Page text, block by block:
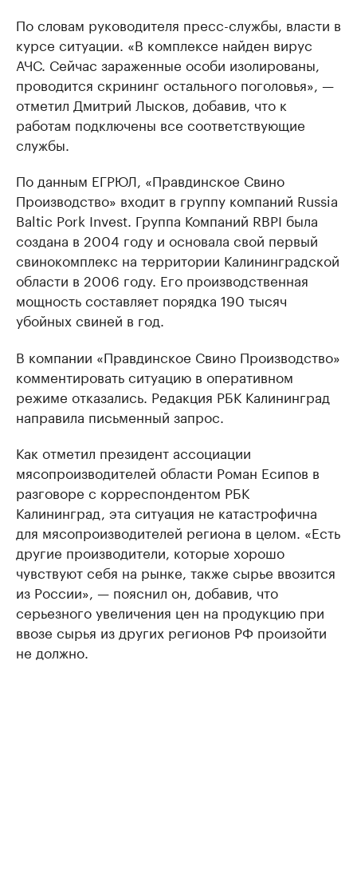
По словам руководителя пресс-службы, власти в
курсе ситуации. «В комплексе найден вирус
АЧС. Сейчас зараженные особи изолированы,
проводится скрининг остального поголовья», —
отметил Дмитрий Лысков, добавив, что к
работам подключены все соответствующие
службы.
По данным ЕГРЮЛ, «Правдинское Свино
Производство» входит в группу компаний Russia
Baltic Pork Invest. Группа Компаний RBPI была
создана в 2004 году и основала свой первый
свинокомплекс на территории Калининградской
области в 2006 году. Его производственная
мощность составляет порядка 190 тысяч
убойных свиней в год.
В компании «Правдинское Свино Производство»
комментировать ситуацию в оперативном
режиме отказались. Редакция РБК Калининград
направила письменный запрос.
Как отметил президент ассоциации
мясопроизводителей области Роман Есипов в
разговоре с корреспондентом РБК
Калининград, эта ситуация не катастрофична
для мясопроизводителей региона в целом. «Есть
другие производители, которые хорошо
чувствуют себя на рынке, также сырье ввозится
из России», — пояснил он, добавив, что
серьезного увеличения цен на продукцию при
ввозе сырья из других регионов РФ произойти
не должно.